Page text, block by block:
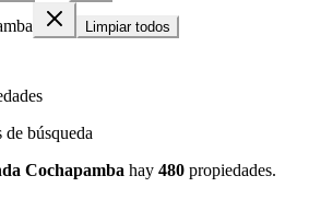
Limpiar todos
búsqueda
Cochapamba hay 480 propiedades.